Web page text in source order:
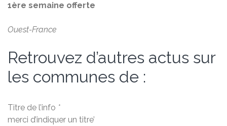
1ère semaine offerte
Ouest-France
Retrouvez d’autres actus sur
les communes de :
Titre de l’info *
merci d’indiquer un titre’